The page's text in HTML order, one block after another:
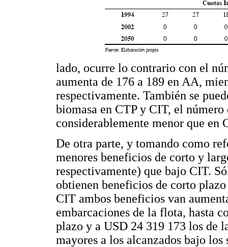
lado, ocurre lo contrario con el
aumenta de 176 a 189 en AA,
respectivamente. También se
biomasa en CTP y CIT, el
considerablemente menor que en
De otra parte, y tomando como
menores beneficios de corto y
respectivamente) que bajo CIT.
obtienen beneficios de corto
CIT ambos beneficios van
embarcaciones de la flota, hasta
plazo y a USD 24 319 173 los de
mayores a los alcanzados bajo